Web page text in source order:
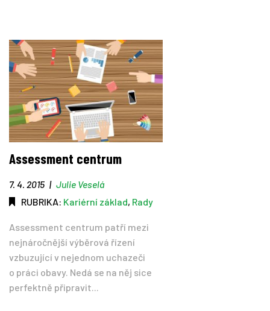
Assessment centrum
7. 4. 2015 | Julie Veselá
RUBRIKA: Kariérní základ, Rady
Assessment centrum patří mezi
nejnáročnější výběrová řízení
vzbuzující v nejednom uchazeči
o práci obavy. Nedá se na něj sice
perfektně připravit...